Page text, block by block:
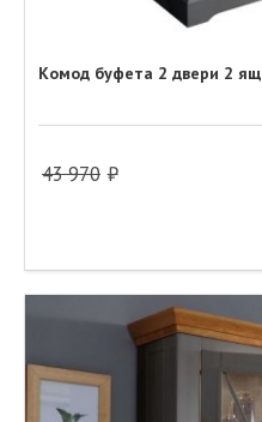
Комод буфета 2 двери 2
43 970